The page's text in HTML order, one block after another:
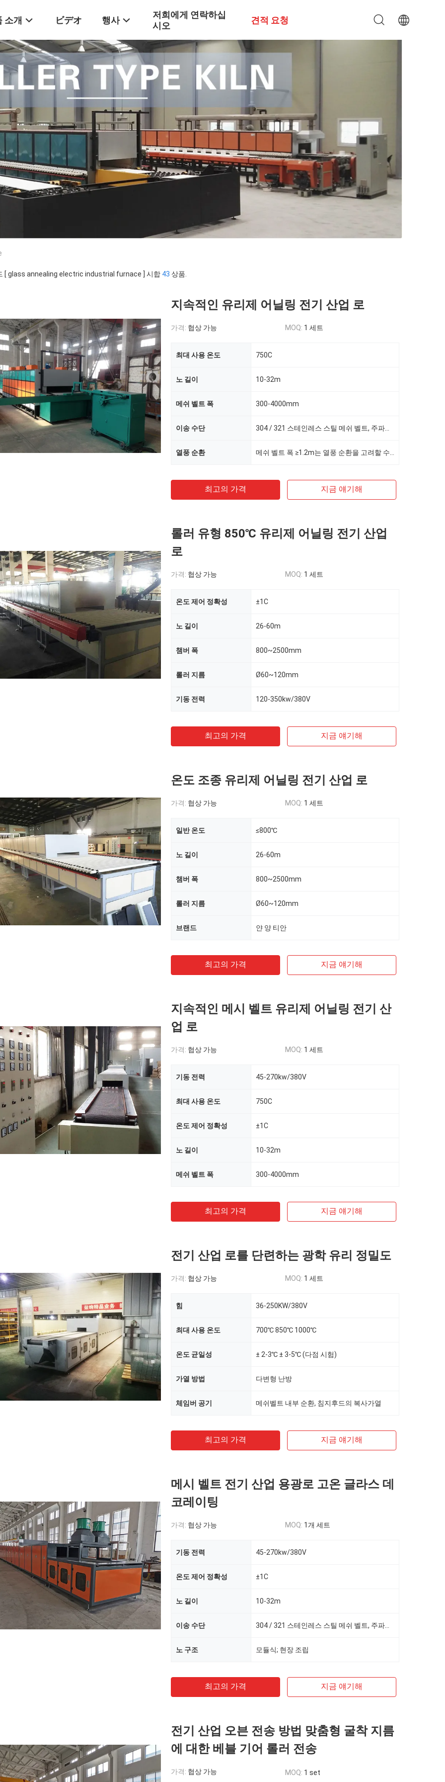
소개 ビデオ 행사
저희에게 연락하십
시오
견적 요청
[ glass annealing electric industrial furnace ] 시합 43 상품.
지속적인 유리제 어닐링 전기 산업 로
가격: 협상 가능 MOQ: 1 세트
최대 사용 온도 750C
노 길이 10-32m
메쉬 벨트 폭 300-4000mm
이송 수단
열풍 순환
최고의 가격 지금 얘기해
롤러 유형 850℃ 유리제 어닐링 전기 산업
로
가격: 협상 가능 MOQ: 1 세트
온도 제어 정확성 ±1C
노 길이 26-60m
챔버 폭 800~2500mm
롤러 지름 Ø60~120mm
기동 전력 120-350kw/380V
최고의 가격 지금 얘기해
온도 조종 유리제 어닐링 전기 산업 로
가격: 협상 가능 MOQ: 1 세트
일반 온도 ≤800℃
노 길이 26-60m
챔버 폭 800~2500mm
롤러 지름 Ø60~120mm
브랜드 얀 양 티안
최고의 가격 지금 얘기해
지속적인 메시 벨트 유리제 어닐링 전기 산
업 로
가격: 협상 가능 MOQ: 1 세트
기동 전력 45-270kw/380V
최대 사용 온도 750C
온도 제어 정확성 ±1C
노 길이 10-32m
메쉬 벨트 폭 300-4000mm
최고의 가격 지금 얘기해
전기 산업 로를 단련하는 광학 유리 정밀도
가격: 협상 가능 MOQ: 1 세트
힘 36-250KW/380V
최대 사용 온도 700℃ 850℃ 1000℃
온도 균일성 ± 2-3℃ ± 3-5℃ (다점 시험)
가열 방법 다변형 난방
체임버 공기 메쉬벨트 내부 순환, 침지후드의 복사가열
최고의 가격 지금 얘기해
메시 벨트 전기 산업 용광로 고온 글라스 데
코레이팅
가격: 협상 가능 MOQ: 1개 세트
기동 전력 45-270kw/380V
온도 제어 정확성 ±1C
노 길이 10-32m
이송 수단
노 구조 모듈식; 현장 조립
최고의 가격 지금 얘기해
전기 산업 오븐 전송 방법 맞춤형 굴착 지름
에 대한 베블 기어 롤러 전송
가격: 협상 가능 MOQ: 1 set